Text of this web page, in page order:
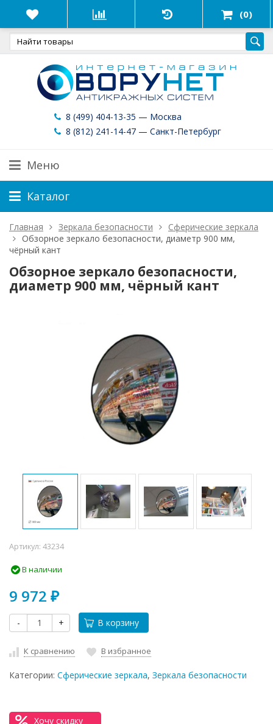
(0)
8 (499) 404-13-35 — Москва
8 (812) 241-14-47 — Санкт-Петербург
Меню
Каталог
Главная Зеркала безопасности
Сферические зеркала
Обзорное зеркало безопасности, диаметр 900 мм,
чёрный кант
Обзорное зеркало безопасности,
диаметр 900 мм, чёрный кант
Артикул: 43234
В наличии
9 972 ₽
- + В корзину
К сравнению В избранное
Категории: Сферические зеркала, Зеркала безопасности
Хочу скидку